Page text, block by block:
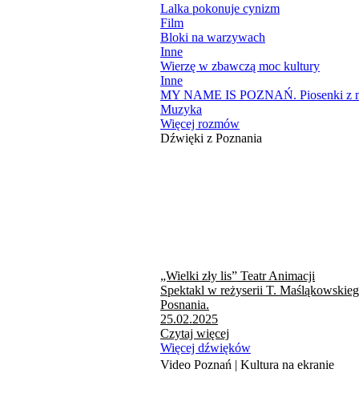
Lalka pokonuje cynizm
Film
Bloki na warzywach
Inne
Wierzę w zbawczą moc kultury
Inne
MY NAME IS POZNAŃ. Piosenki z
Muzyka
Więcej rozmów
Dźwięki z Poznania
„Wielki zły lis” Teatr Animacji
Spektakl w reżyserii T.
Posnania.
25.02.2025
Czytaj więcej
Więcej dźwięków
Video Poznań | Kultura na ekranie